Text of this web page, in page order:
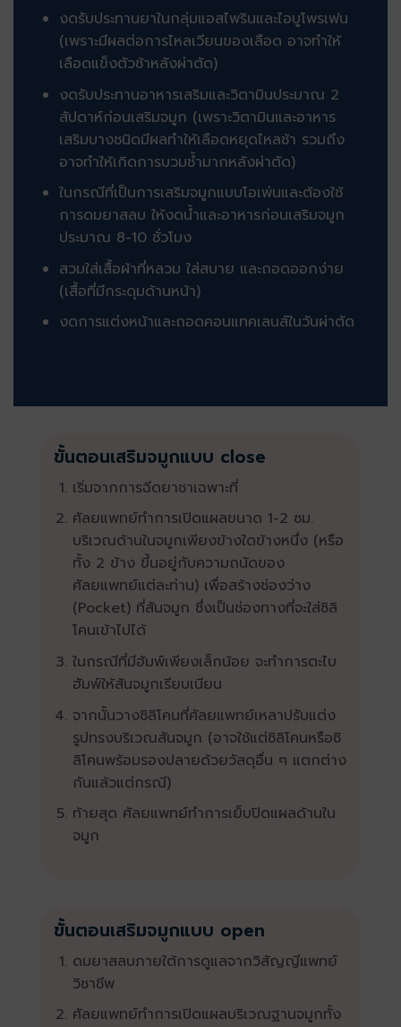
งดรับประทานยาในกลุ่มแอสไพรินและไอบูโพรเฟน
(เพราะมีผลต่อการไหลเวียนของเลือด อาจทำให้
เลือดแข็งตัวช้าหลังผ่าตัด)
งดรับประทานอาหารเสริมและวิตามินประมาณ 2
สัปดาห์ก่อนเสริมจมูก (เพราะวิตามินและอาหาร
เสริมบางชนิดมีผลทำให้เลือดหยุดไหลช้า รวมถึง
อาจทำให้เกิดการบวมช้ำมากหลังผ่าตัด)
ในกรณีที่เป็นการเสริมจมูกแบบโอเพ่นและต้องใช้
การดมยาสลบ ให้งดน้ำและอาหารก่อนเสริมจมูก
ประมาณ 8-10 ชั่วโมง
สวมใส่เสื้อผ้าที่หลวม ใส่สบาย และถอดออกง่าย
(เสื้อที่มีกระดุมด้านหน้า)
งดการแต่งหน้าและถอดคอนแทคเลนส์ในวันผ่าตัด
ขั้นตอนเสริมจมูกแบบ close
เริ่มจากการฉีดยาชาเฉพาะที่
ศัลยแพทย์ทำการเปิดแผลขนาด 1-2 ซม.
บริเวณด้านในจมูกเพียงข้างใดข้างหนึ่ง (หรือ
ทั้ง 2 ข้าง ขึ้นอยู่กับความถนัดของ
ศัลยแพทย์แต่ละท่าน) เพื่อสร้างช่องว่าง
(Pocket) ที่สันจมูก ซึ่งเป็นช่องทางที่จะใส่ซิลิ
โคนเข้าไปได้
ในกรณีที่มีฮัมพ์เพียงเล็กน้อย จะทำการตะไบ
ฮัมพ์ให้สันจมูกเรียบเนียน
จากนั้นวางซิลิโคนที่ศัลยแพทย์เหลาปรับแต่ง
รูปทรงบริเวณสันจมูก (อาจใช้แต่ซิลิโคนหรือซิ
ลิโคนพร้อมรองปลายด้วยวัสดุอื่น ๆ แตกต่าง
กันแล้วแต่กรณี)
ท้ายสุด ศัลยแพทย์ทำการเย็บปิดแผลด้านใน
จมูก
ขั้นตอนเสริมจมูกแบบ open
ดมยาสลบภายใต้การดูแลจากวิสัญญีแพทย์
วิชาชีพ
ศัลยแพทย์ทำการเปิดแผลบริเวณฐานจมูกทั้ง